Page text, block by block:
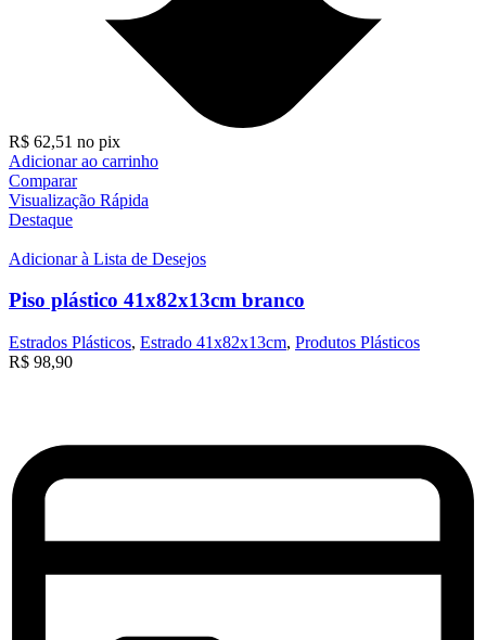
R$ 62,51 no pix
Adicionar ao carrinho
Comparar
Visualização Rápida
Destaque
Adicionar à Lista de Desejos
Piso plástico 41x82x13cm branco
Estrados Plásticos, Estrado 41x82x13cm, Produtos Plásticos
R$ 98,90